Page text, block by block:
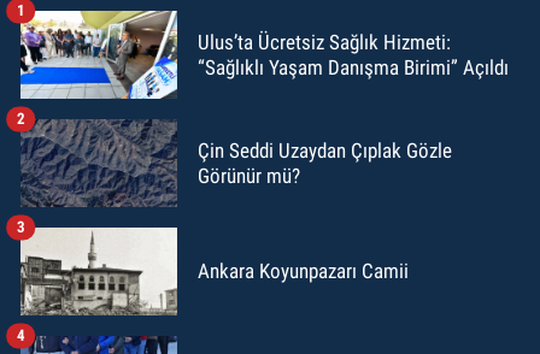
Ulus’ta Ücretsiz Sağlık Hizmeti:
“Sağlıklı Yaşam Danışma Birimi” Açıldı
1
Çin Seddi Uzaydan Çıplak Gözle
Görünür mü?
2
Ankara Koyunpazarı Camii
3
4